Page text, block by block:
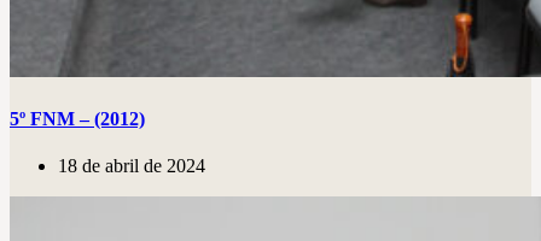
5º FNM – (2012)
18 de abril de 2024